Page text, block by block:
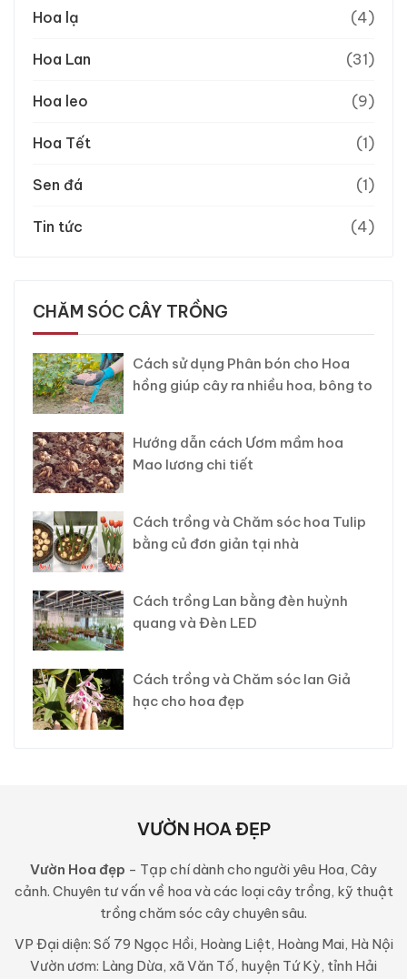
Hoa lạ (4)
Hoa Lan (31)
Hoa leo (9)
Hoa Tết (1)
Sen đá (1)
Tin tức (4)
CHĂM SÓC CÂY TRỒNG
Cách sử dụng Phân bón cho Hoa
hồng giúp cây ra nhiều hoa, bông to
Hướng dẫn cách Ươm mầm hoa
Mao lương chi tiết
Cách trồng và Chăm sóc hoa Tulip
bằng củ đơn giản tại nhà
Cách trồng Lan bằng đèn huỳnh
quang và Đèn LED
Cách trồng và Chăm sóc lan Giả
hạc cho hoa đẹp
VƯỜN HOA ĐẸP
Vườn Hoa đẹp - Tạp chí dành cho người yêu Hoa, Cây
cảnh. Chuyên tư vấn về hoa và các loại cây trồng, kỹ thuật
trồng chăm sóc cây chuyên sâu.
VP Đại diện: Số 79 Ngọc Hồi, Hoàng Liệt, Hoàng Mai, Hà Nội
Vườn ươm: Làng Dừa, xã Văn Tố, huyện Tứ Kỳ, tỉnh Hải